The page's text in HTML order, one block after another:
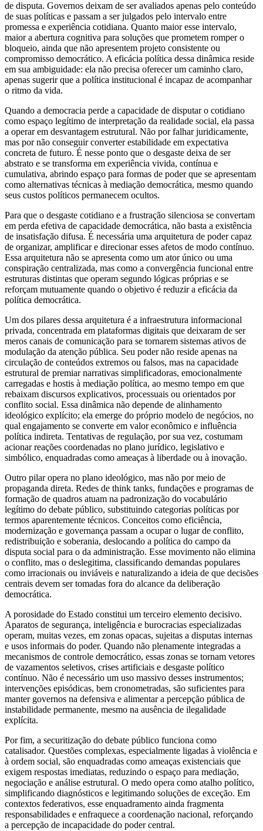
de disputa. Governos deixam de ser avaliados apenas pelo conteúdo
de suas políticas e passam a ser julgados pelo intervalo entre
promessa e experiência cotidiana. Quanto maior esse intervalo,
maior a abertura cognitiva para soluções que prometem romper o
bloqueio, ainda que não apresentem projeto consistente ou
compromisso democrático. A eficácia política dessa dinâmica reside
em sua ambiguidade: ela não precisa oferecer um caminho claro,
apenas sugerir que a política institucional é incapaz de acompanhar
o ritmo da vida.
Quando a democracia perde a capacidade de disputar o cotidiano
como espaço legítimo de interpretação da realidade social, ela passa
a operar em desvantagem estrutural. Não por falhar juridicamente,
mas por não conseguir converter estabilidade em expectativa
concreta de futuro. É nesse ponto que o desgaste deixa de ser
abstrato e se transforma em experiência vivida, contínua e
cumulativa, abrindo espaço para formas de poder que se apresentam
como alternativas técnicas à mediação democrática, mesmo quando
seus custos políticos permanecem ocultos.
Para que o desgaste cotidiano e a frustração silenciosa se convertam
em perda efetiva de capacidade democrática, não basta a existência
de insatisfação difusa. É necessária uma arquitetura de poder capaz
de organizar, amplificar e direcionar esses afetos de modo contínuo.
Essa arquitetura não se apresenta como um ator único ou uma
conspiração centralizada, mas como a convergência funcional entre
estruturas distintas que operam segundo lógicas próprias e se
reforçam mutuamente quando o objetivo é reduzir a eficácia da
política democrática.
Um dos pilares dessa arquitetura é a infraestrutura informacional
privada, concentrada em plataformas digitais que deixaram de ser
meros canais de comunicação para se tornarem sistemas ativos de
modulação da atenção pública. Seu poder não reside apenas na
circulação de conteúdos extremos ou falsos, mas na capacidade
estrutural de premiar narrativas simplificadoras, emocionalmente
carregadas e hostis à mediação política, ao mesmo tempo em que
rebaixam discursos explicativos, processuais ou orientados por
conflito social. Essa dinâmica não depende de alinhamento
ideológico explícito; ela emerge do próprio modelo de negócios, no
qual engajamento se converte em valor econômico e influência
política indireta. Tentativas de regulação, por sua vez, costumam
acionar reações coordenadas no plano jurídico, legislativo e
simbólico, enquadradas como ameaças à liberdade ou à inovação.
Outro pilar opera no plano ideológico, mas não por meio de
propaganda direta. Redes de think tanks, fundações e programas de
formação de quadros atuam na padronização do vocabulário
legítimo do debate público, substituindo categorias políticas por
termos aparentemente técnicos. Conceitos como eficiência,
modernização e governança passam a ocupar o lugar de conflito,
redistribuição e soberania, deslocando a política do campo da
disputa social para o da administração. Esse movimento não elimina
o conflito, mas o deslegitima, classificando demandas populares
como irracionais ou inviáveis e naturalizando a ideia de que decisões
centrais devem ser tomadas fora do alcance da deliberação
democrática.
A porosidade do Estado constitui um terceiro elemento decisivo.
Aparatos de segurança, inteligência e burocracias especializadas
operam, muitas vezes, em zonas opacas, sujeitas a disputas internas
e usos informais do poder. Quando não plenamente integradas a
mecanismos de controle democrático, essas zonas se tornam vetores
de vazamentos seletivos, crises artificiais e desgaste político
contínuo. Não é necessário um uso massivo desses instrumentos;
intervenções episódicas, bem cronometradas, são suficientes para
manter governos na defensiva e alimentar a percepção pública de
instabilidade permanente, mesmo na ausência de ilegalidade
explícita.
Por fim, a securitização do debate público funciona como
catalisador. Questões complexas, especialmente ligadas à violência e
à ordem social, são enquadradas como ameaças existenciais que
exigem respostas imediatas, reduzindo o espaço para mediação,
negociação e análise estrutural. O medo opera como atalho político,
simplificando diagnósticos e legitimando soluções de exceção. Em
contextos federativos, esse enquadramento ainda fragmenta
responsabilidades e enfraquece a coordenação nacional, reforçando
a percepção de incapacidade do poder central.